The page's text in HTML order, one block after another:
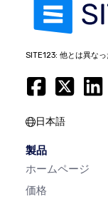
SITE123: 他とは異な
日本語
製品
ホームページ
価格